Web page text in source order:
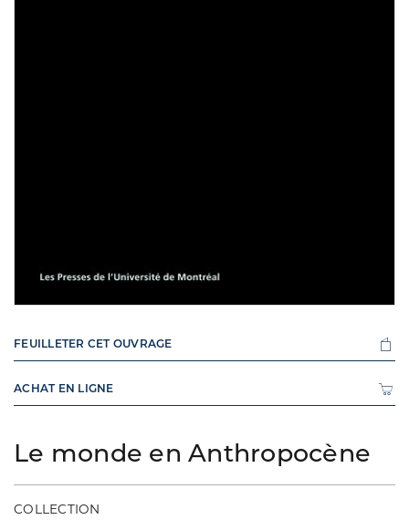
Le monde en Anthropocène
COLLECTION
FEUILLETER CET OUVRAGE
ACHAT EN LIGNE